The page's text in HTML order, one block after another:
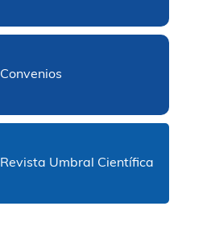
Convenios
Revista Umbral Científica